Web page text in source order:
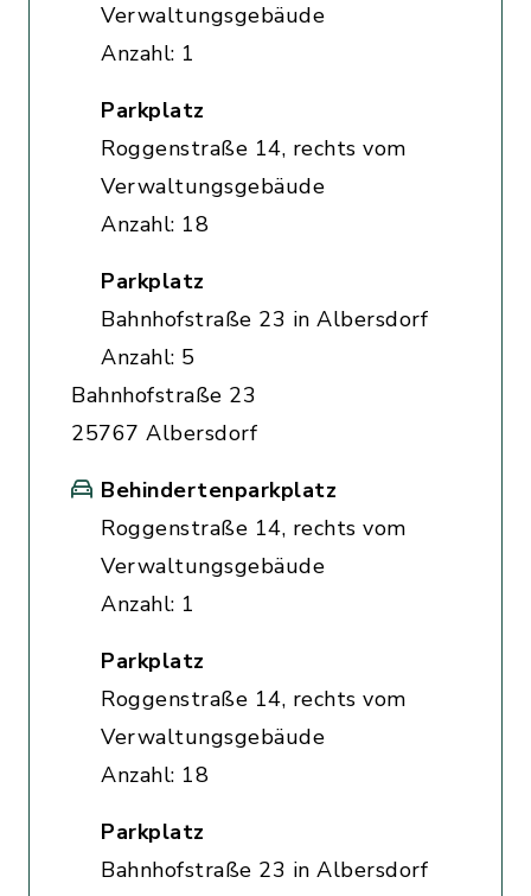
Verwaltungsgebäude
Anzahl: 1
Parkplatz
Roggenstraße 14, rechts vom
Verwaltungsgebäude
Anzahl: 18
Parkplatz
Bahnhofstraße 23 in Albersdorf
Anzahl: 5
Bahnhofstraße 23
25767 Albersdorf
Behindertenparkplatz
Roggenstraße 14, rechts vom
Verwaltungsgebäude
Anzahl: 1
Parkplatz
Roggenstraße 14, rechts vom
Verwaltungsgebäude
Anzahl: 18
Parkplatz
Bahnhofstraße 23 in Albersdorf